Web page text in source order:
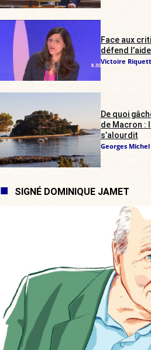
Face aux
défend
Victoire
De quoi
de Macron :
s’alourdit
Georges Michel
SIGNÉ DOMINIQUE JAMET